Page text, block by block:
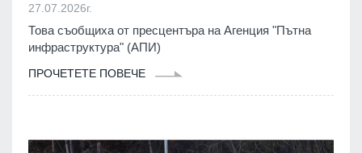
27.07.2026г.
Това съобщиха от пресцентъра на Агенция "Пътна
инфраструктура" (АПИ)
ПРОЧЕТЕТЕ ПОВЕЧЕ